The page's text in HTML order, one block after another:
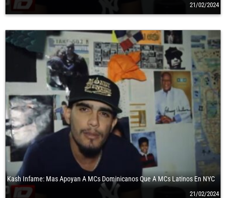
21/02/2024
Kash Infame: Mas Apoyan A MCs Dominicanos Que A MCs Latinos En NYC
21/02/2024